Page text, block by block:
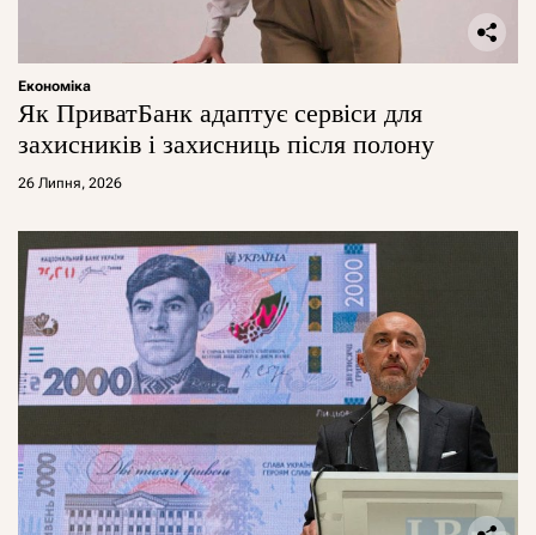
Економіка
Як ПриватБанк адаптує сервіси для
захисників і захисниць після полону
26 Липня, 2026